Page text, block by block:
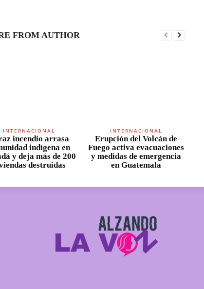
FROM AUTHOR
INTERNACIONAL
incendio arrasa
indígena en
y deja más de 200
destruidas
INTERNACIONAL
Erupción del Volcán de
Fuego activa evacuaciones
y medidas de emergencia
en Guatemala